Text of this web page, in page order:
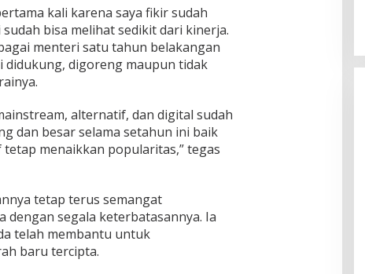
kali karena saya fikir sudah
bisa melihat sedikit dari kinerja.
menteri satu tahun belakangan
didukung, digoreng maupun tidak
alternatif, dan digital sudah
dan besar selama setahun ini baik
menaikkan popularitas,” tegas
tetap terus semangat
dengan segala keterbatasannya. Ia
telah membantu untuk
baru tercipta.
Sudarso
Di Berita, Politik